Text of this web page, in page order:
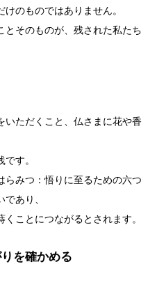
のものではありません。
とそのものが、残された私たち
いただくこと、仏さまに花や香
す。
らみつ：悟りに至るための六つ
あり、
ことにつながるとされます。
を確かめる